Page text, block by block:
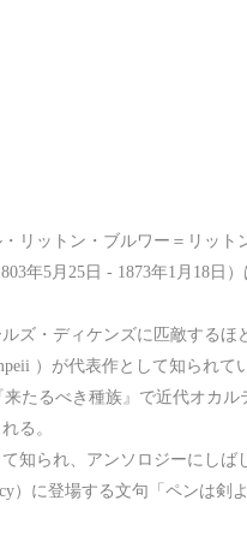
リットン・ブルワー＝リット
年5月25日 - 1873年1月18日
ズ・ディケンズに匹敵するほ
）が代表作として知られて
たるべき種族』で近代オカ
る。
知られ、アンソロジーにしば
）に登場する文句「ペンは剣